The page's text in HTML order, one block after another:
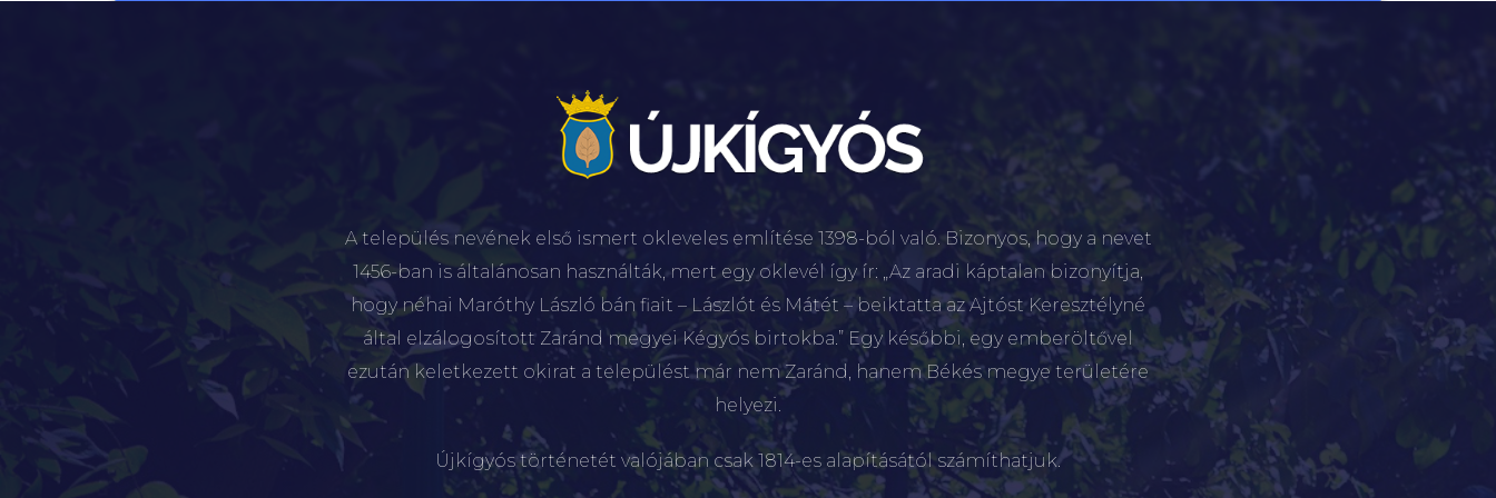
A település nevének első ismert okleveles említése 1398-ból való. Bizonyos, hogy a nevet
1456-ban is általánosan használták, mert egy oklevél így ír: „Az aradi káptalan bizonyítja,
hogy néhai Maróthy László bán fiait – Lászlót és Mátét – beiktatta az Ajtóst Keresztélyné
által elzálogosított Zaránd megyei Kégyós birtokba.” Egy későbbi, egy emberöltővel
ezután keletkezett okirat a települést már nem Zaránd, hanem Békés megye területére
helyezi.
Újkígyós történetét valójában csak 1814-es alapításától számíthatjuk.